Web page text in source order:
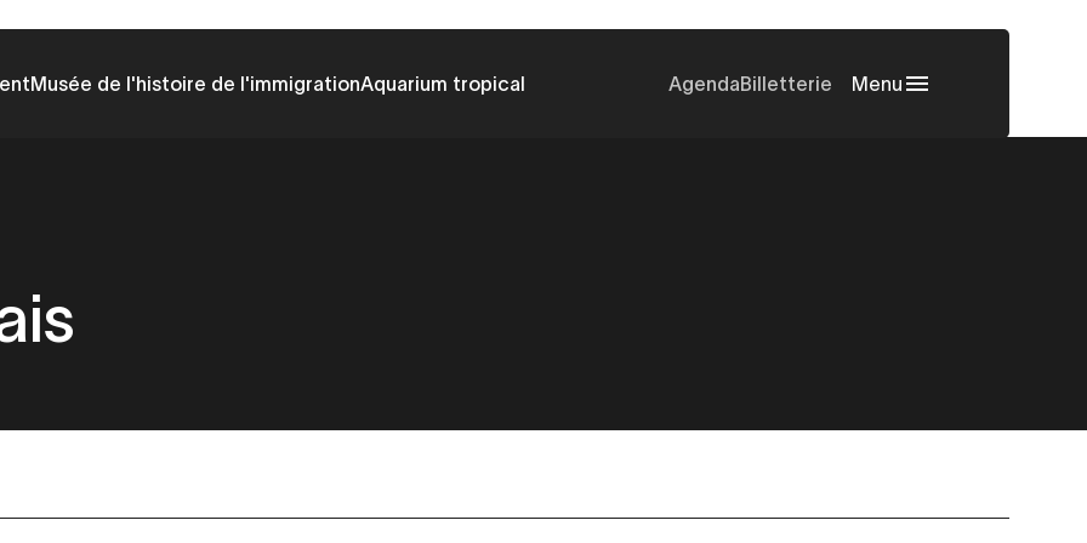
Musée de l'histoire de l'immigrationAquarium tropical AgendaBilletterie Menu